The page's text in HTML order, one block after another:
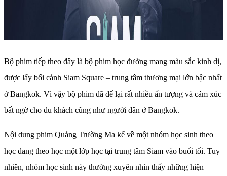
Bộ phim tiếp theo đây là bộ phim học đường mang màu sắc kinh dị,
được lấy bối cảnh Siam Square – trung tâm thương mại lớn bậc nhất
ở Bangkok. Vì vậy bộ phim đã để lại rất nhiều ấn tượng và cảm xúc
bất ngờ cho du khách cũng như người dân ở Bangkok.
Nội dung phim Quảng Trường Ma kể về một nhóm học sinh theo
học đang theo học một lớp học tại trung tâm Siam vào buổi tối. Tuy
nhiên, nhóm học sinh này thường xuyên nhìn thấy những hiện